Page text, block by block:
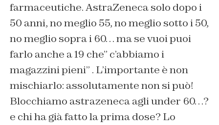
farmaceutiche. AstraZeneca solo dopo i
50 anni, no meglio 55, no meglio sotto i 50,
no meglio sopra i 60… ma se vuoi puoi
farlo anche a 19 che” c’abbiamo i
magazzini pieni” . L’importante è non
mischiarlo: assolutamente non si può!
Blocchiamo astrazeneca agli under 60…?
e chi ha già fatto la prima dose? Lo